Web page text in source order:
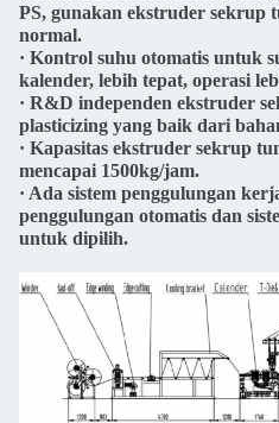
PS, gunakan ekstruder sekrup
normal.
· Kontrol suhu otomatis untuk
kalender, lebih tepat, operasi
· R&D independen ekstruder
plasticizing yang baik dari
· Kapasitas ekstruder sekrup
mencapai 1500kg/jam.
· Ada sistem penggulungan
penggulungan otomatis dan
untuk dipilih.